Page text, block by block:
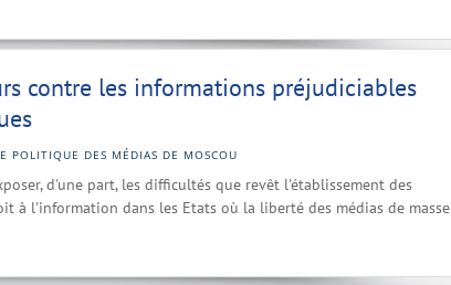
contre les informations préjudiciables
POLITIQUE DES MÉDIAS DE MOSCOU
d'une part, les difficultés que revêt l'établissement des
à l'information dans les Etats où la liberté des médias de masse